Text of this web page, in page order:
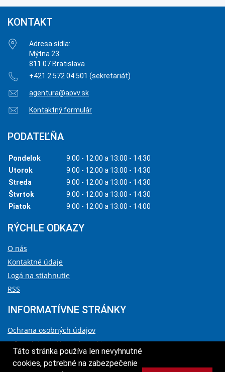
Táto stránka používa len nevyhnutné
cookies, potrebné na zabezpečenie
KONTAKT
Adresa sídla:
Mýtna 23
811 07 Bratislava
+421 2 572 04 501 (sekretariát)
agentura@apvv.sk
Kontaktný formulár
PODATEĽŇA
Pondelok
9:00 - 12:00 a 13:00 - 14:30
Utorok
9:00 - 12:00 a 13:00 - 14:30
Streda
9:00 - 12:00 a 13:00 - 14:30
Štvrtok
9:00 - 12:00 a 13:00 - 14:30
Piatok
9:00 - 12:00 a 13:00 - 14:00
RÝCHLE ODKAZY
O nás
Kontaktné údaje
Logá na stiahnutie
RSS
INFORMATÍVNE STRÁNKY
Ochrana osobných údajov
Informácie o súboroch cookies
Vyhlásenie o prístupnosti